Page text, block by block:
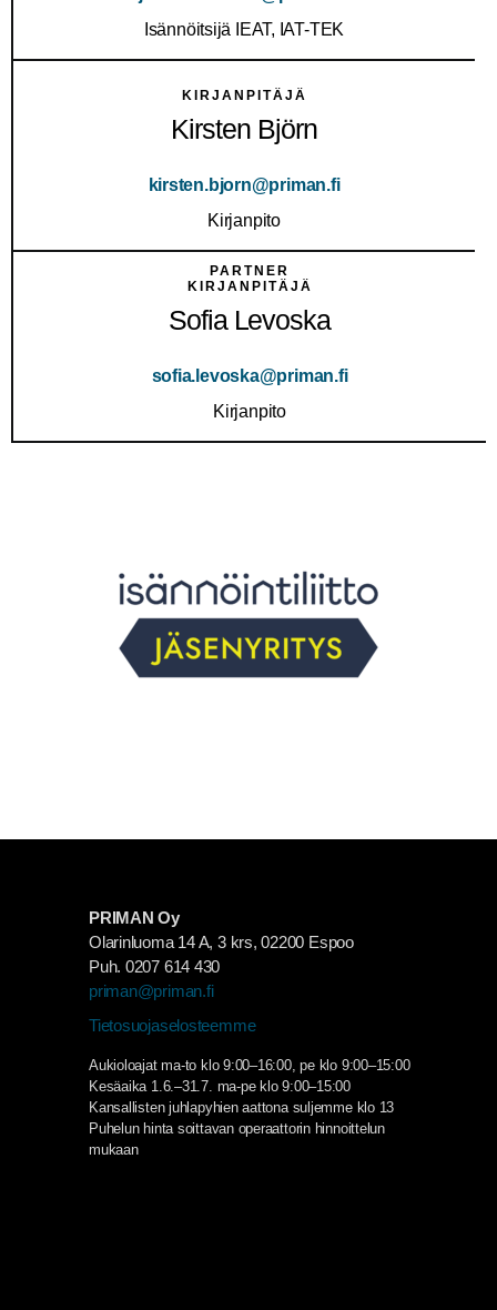
Isännöitsijä IEAT, IAT-TEK
KIRJANPITÄJÄ
Kirsten Björn
kirsten.bjorn@priman.fi
Kirjanpito
PARTNER
KIRJANPITÄJÄ
Sofia Levoska
sofia.levoska@priman.fi
Kirjanpito
PRIMAN Oy
Olarinluoma 14 A, 3 krs, 02200 Espoo
Puh. 0207 614 430
priman@priman.fi
Tietosuojaselosteemme
Aukioloajat ma-to klo 9:00–16:00, pe klo 9:00–15:00
Kesäaika 1.6.–31.7. ma-pe klo 9:00–15:00
Kansallisten juhlapyhien aattona suljemme klo 13
Puhelun hinta soittavan operaattorin hinnoittelun
mukaan